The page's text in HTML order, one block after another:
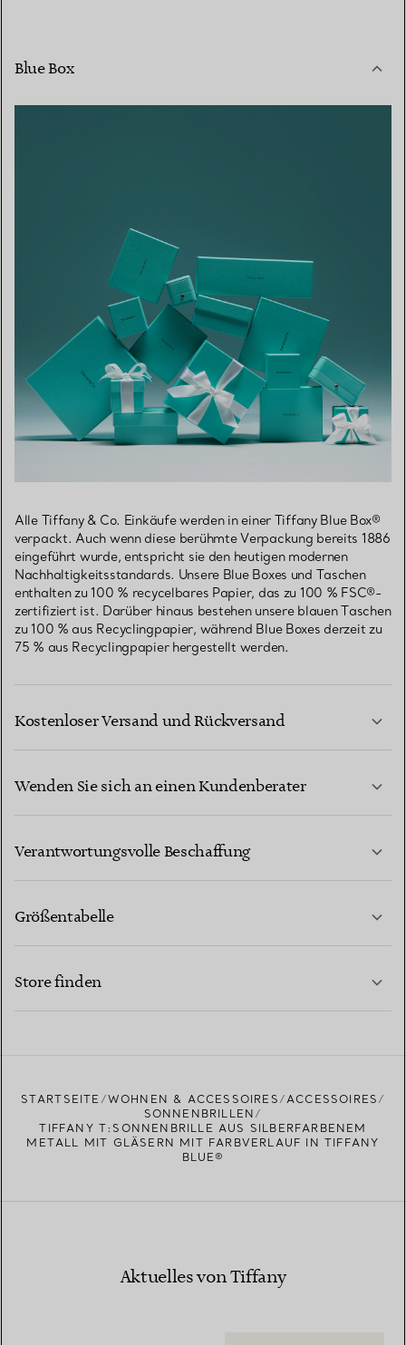
Blue Box
Alle Tiffany & Co. Einkäufe werden in einer Tiffany Blue Box®
verpackt. Auch wenn diese berühmte Verpackung bereits 1886
eingeführt wurde, entspricht sie den heutigen modernen
Nachhaltigkeitsstandards. Unsere Blue Boxes und Taschen
enthalten zu 100 % recycelbares Papier, das zu 100 % FSC®-
zertifiziert ist. Darüber hinaus bestehen unsere blauen Taschen
zu 100 % aus Recyclingpapier, während Blue Boxes derzeit zu
75 % aus Recyclingpapier hergestellt werden.
Kostenloser Versand und Rückversand
Wenden Sie sich an einen Kundenberater
Verantwortungsvolle Beschaffung
Größentabelle
Store finden
STARTSEITE WOHNEN & ACCESSOIRES
ACCESSOIRES
SONNENBRILLEN
TIFFANY T:SONNENBRILLE AUS SILBERFARBENEM
METALL MIT GLÄSERN MIT FARBVERLAUF IN TIFFANY
BLUE®
Aktuelles von Tiffany